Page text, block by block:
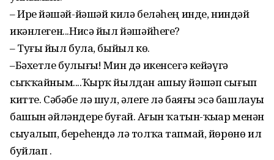
– Ирҙе йәшәй-йәшәй килә беләһең инде, ниндәй
икәнлеген...Нисә йыл йәшәйһегеҙ?
– Туғыҙ йыл була, быйыл көҙ.
–Бәхетле булығыҙ! Мин дә икенсегә кейәүгә
сыҡҡайным....Ҡырҡ йылдан ашыу йәшәп сығып
китте. Сәбәбе лә шул, әлеге лә баяғы эсә башлауы
башын әйләндерҙе буғай. Аҙғын ҡатын-ҡыҙҙар менән
сыуалып, береһендә лә толҡа тапмай, йөрөнө ил
буйлап .